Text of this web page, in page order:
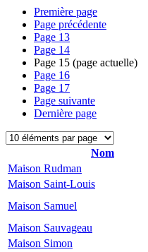
Première page
Page précédente
Page 13
Page 14
Page 15 (page actuelle)
Page 16
Page 17
Page suivante
Dernière page
Nom
Maison Rudman
Maison Saint-Louis
Maison Samuel
Maison Sauvageau
Maison Simon